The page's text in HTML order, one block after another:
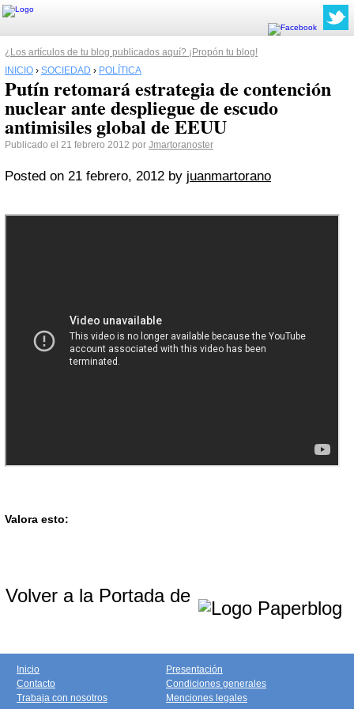
¿Los artículos de tu blog publicados aquí? ¡Propón tu blog!
INICIO › SOCIEDAD › POLÍTICA
Putín retomará estrategia de contención
nuclear ante despliegue de escudo
antimisiles global de EEUU
Publicado el 21 febrero 2012 por Jmartoranoster
Posted on 21 febrero, 2012 by juanmartorano
Valora esto:
Volver a la Portada de
Inicio
Contacto
Trabaja con nosotros
Presentación
Condiciones generales
Menciones legales